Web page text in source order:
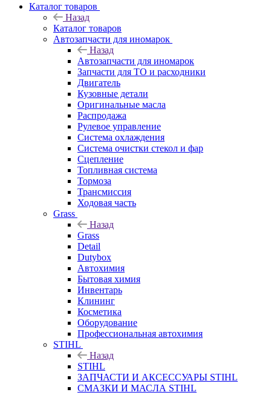
Каталог товаров
Назад
Каталог товаров
Автозапчасти для иномарок
Назад
Автозапчасти для иномарок
Запчасти для ТО и расходники
Двигатель
Кузовные детали
Оригинальные масла
Распродажа
Рулевое управление
Система охлаждения
Система очистки стекол и фар
Сцепление
Топливная система
Тормоза
Трансмиссия
Ходовая часть
Grass
Назад
Grass
Detail
Dutybox
Автохимия
Бытовая химия
Инвентарь
Клининг
Косметика
Оборудование
Профессиональная автохимия
STIHL
Назад
STIHL
ЗАПЧАСТИ И АКСЕССУАРЫ STIHL
СМАЗКИ И МАСЛА STIHL